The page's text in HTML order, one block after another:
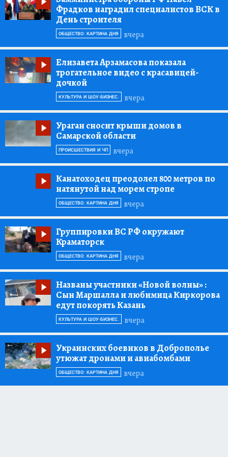
Фрадков наградил специалистов ВСК в
День строителя
вчера
ОБЩЕСТВО: КАРТИНА ДНЯ
Елизавета Арзамасова показала
трогательное видео с красавицей-
дочкой
вчера
КУЛЬТУРА И ШОУ-БИЗНЕС.
Ураган сносит крыши домов в
Самарской области
вчера
ПРОИСШЕСТВИЯ И ЧП
Канатоходец преодолел 800 метров по
натянутой над морем стропе
вчера
ОБЩЕСТВО: КАРТИНА ДНЯ
Группировки ВС РФ окружают
Краматорск
вчера
ОБЩЕСТВО: КАРТИНА ДНЯ
Названы участники «Новой волны»:
Сын Маршалла и любимица Киркорова
едут покорять Казань
вчера
КУЛЬТУРА И ШОУ-БИЗНЕС.
Украинских боевиков в Доброполье
утюжат дронами и авиабомбами
вчера
ОБЩЕСТВО: КАРТИНА ДНЯ